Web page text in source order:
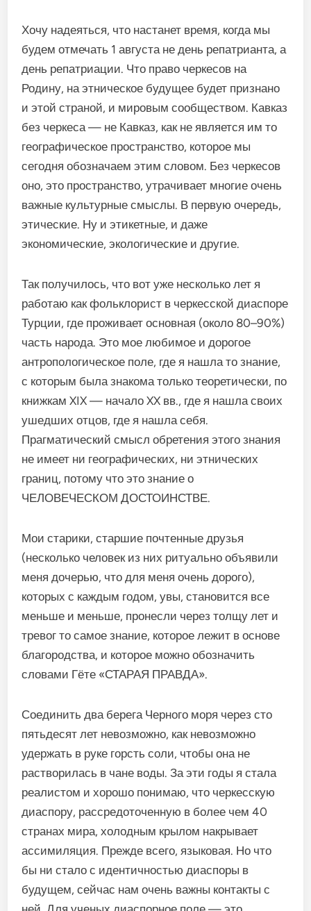
Хочу надеяться, что настанет время, когда мы
будем отмечать 1 августа не день репатрианта, а
день репатриации. Что право черкесов на
Родину, на этническое будущее будет признано
и этой страной, и мировым сообществом. Кавказ
без черкеса — не Кавказ, как не является им то
географическое пространство, которое мы
сегодня обозначаем этим словом. Без черкесов
оно, это пространство, утрачивает многие очень
важные культурные смыслы. В первую очередь,
этические. Ну и этикетные, и даже
экономические, экологические и другие.
Так получилось, что вот уже несколько лет я
работаю как фольклорист в черкесской диаспоре
Турции, где проживает основная (около 80–90%)
часть народа. Это мое любимое и дорогое
антропологическое поле, где я нашла то знание,
с которым была знакома только теоретически, по
книжкам XIX — начало XX вв., где я нашла своих
ушедших отцов, где я нашла себя.
Прагматический смысл обретения этого знания
не имеет ни географических, ни этнических
границ, потому что это знание о
ЧЕЛОВЕЧЕСКОМ ДОСТОИНСТВЕ.
Мои старики, старшие почтенные друзья
(несколько человек из них ритуально объявили
меня дочерью, что для меня очень дорого),
которых с каждым годом, увы, становится все
меньше и меньше, пронесли через толщу лет и
тревог то самое знание, которое лежит в основе
благородства, и которое можно обозначить
словами Гёте «СТАРАЯ ПРАВДА».
Соединить два берега Черного моря через сто
пятьдесят лет невозможно, как невозможно
удержать в руке горсть соли, чтобы она не
растворилась в чане воды. За эти годы я стала
реалистом и хорошо понимаю, что черкесскую
диаспору, рассредоточенную в более чем 40
странах мира, холодным крылом накрывает
ассимиляция. Прежде всего, языковая. Но что
бы ни стало с идентичностью диаспоры в
будущем, сейчас нам очень важны контакты с